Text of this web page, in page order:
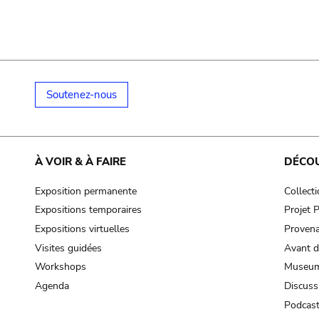
Soutenez-nous
À VOIR & À FAIRE
Exposition permanente
Expositions temporaires
Expositions virtuelles
Visites guidées
Workshops
Agenda
Projet
Avant